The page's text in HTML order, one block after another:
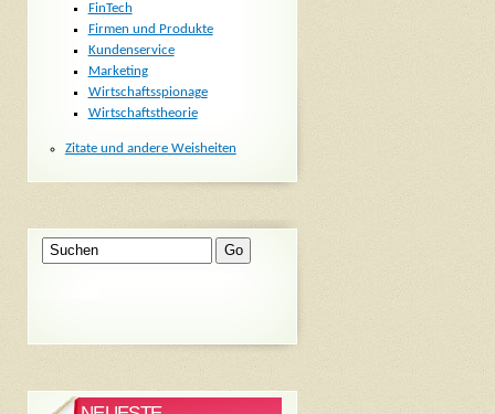
FinTech
Firmen und Produkte
Kundenservice
Marketing
Wirtschaftsspionage
Wirtschaftstheorie
Zitate und andere Weisheiten